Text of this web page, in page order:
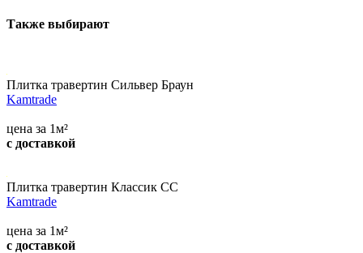
Также выбирают
Плитка травертин Сильвер Браун
Kamtrade
цена за 1м²
с доставкой
Плитка травертин Классик СС
Kamtrade
цена за 1м²
с доставкой